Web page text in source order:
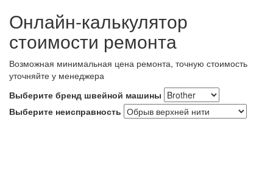
Онлайн-калькулятор
стоимости ремонта
Возможная минимальная цена ремонта, точную стоимость
уточняйте у менеджера
Выберите бренд швейной машины
Выберите неисправность